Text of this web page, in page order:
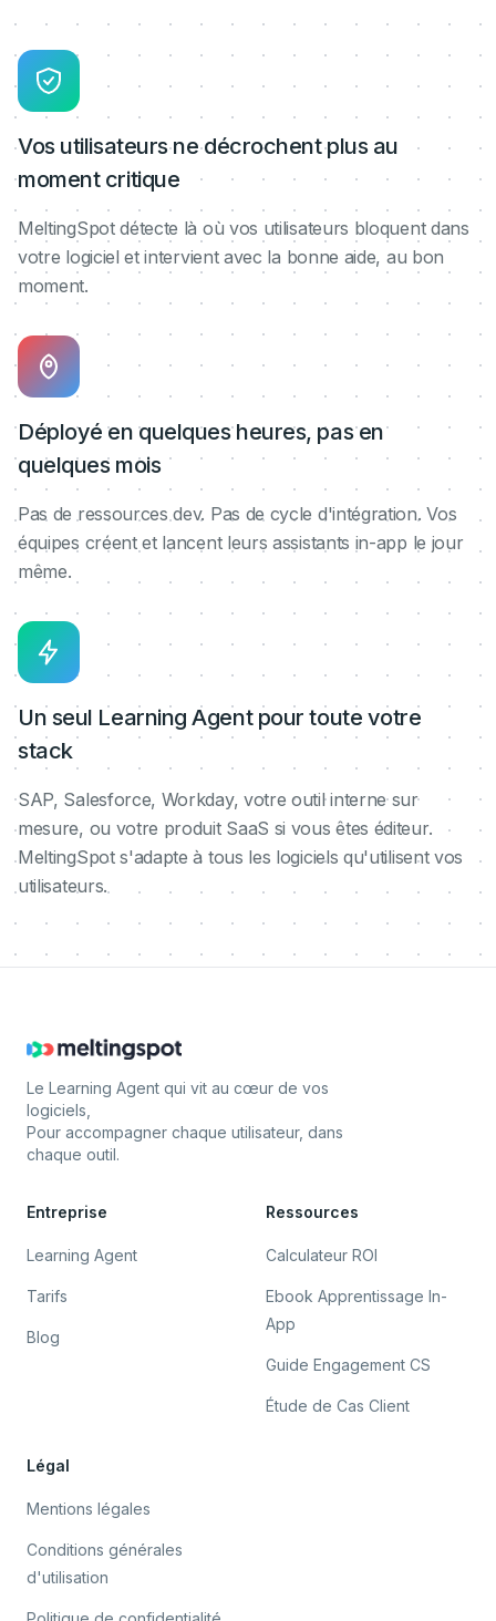
Vos utilisateurs ne décrochent plus au
moment critique
MeltingSpot détecte là où vos utilisateurs bloquent dans
votre logiciel et intervient avec la bonne aide, au bon
moment.
Déployé en quelques heures, pas en
quelques mois
Pas de ressources dev. Pas de cycle d'intégration. Vos
équipes créent et lancent leurs assistants in-app le jour
même.
Un seul Learning Agent pour toute votre
stack
SAP, Salesforce, Workday, votre outil interne sur
mesure, ou votre produit SaaS si vous êtes éditeur.
MeltingSpot s'adapte à tous les logiciels qu'utilisent vos
utilisateurs.
Le Learning Agent qui vit au cœur de vos
logiciels,
Pour accompagner chaque utilisateur, dans
chaque outil.
Entreprise
Learning Agent
Tarifs
Blog
Ressources
Calculateur ROI
Ebook Apprentissage In-
App
Guide Engagement CS
Étude de Cas Client
Légal
Mentions légales
Conditions générales
d'utilisation